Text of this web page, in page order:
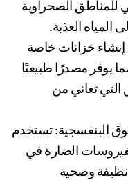
الملوثة، مما يجعلها خيار مثالي للمناطق الصحراوية
العذبة.
أنظمة جمع مياه الأمطار: يتم إنشاء خزانات خاصة
لجمع مياه الأمطار وتنقيتها، مما يوفر مصدرًا طبيعيًا
تقنيات تنقية المياه بالأشعة فوق البنفسجية: تستخدم
المياه، مما يضمن توفير مياه نظيفة وصحية